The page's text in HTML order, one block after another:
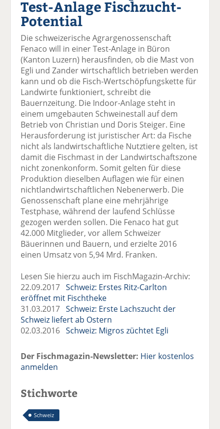
el
a
F
ac
e
b
o
o
k
te
il
e
n
el
t
tt
er
n
el
a
Li
k
e
di
te
il
e
n
ai
l
v
d
e
n
n
Test-Anlage Fischzucht-
Potential
Die schweizerische Agrargenossenschaft
Fenaco will in einer Test-Anlage in Büron
(Kanton Luzern) herausfinden, ob die Mast von
Egli und Zander wirtschaftlich betrieben werden
kann und ob die Fisch-Wertschöpfungskette für
Landwirte funktioniert, schreibt die
Bauernzeitung. Die Indoor-Anlage steht in
einem umgebauten Schweinestall auf dem
Betrieb von Christian und Doris Steiger. Eine
Herausforderung ist juristischer Art: da Fische
nicht als landwirtschaftliche Nutztiere gelten, ist
damit die Fischmast in der Landwirtschaftszone
nicht zonenkonform. Somit gelten für diese
Produktion dieselben Auflagen wie für einen
nichtlandwirtschaftlichen Nebenerwerb. Die
Genossenschaft plane eine mehrjährige
Testphase, während der laufend Schlüsse
gezogen werden sollen. Die Fenaco hat gut
42.000 Mitglieder, vor allem Schweizer
Bäuerinnen und Bauern, und erzielte 2016
einen Umsatz von 5,94 Mrd. Franken.
Lesen Sie hierzu auch im FischMagazin-Archiv:
22.09.2017Schweiz: Erstes Ritz-Carlton
eröffnet mit Fischtheke
31.03.2017Schweiz: Erste Lachszucht der
Schweiz liefert ab Ostern
02.03.2016Schweiz: Migros züchtet Egli
Der Fischmagazin-Newsletter: Hier kostenlos
anmelden
Stichworte
Schweiz